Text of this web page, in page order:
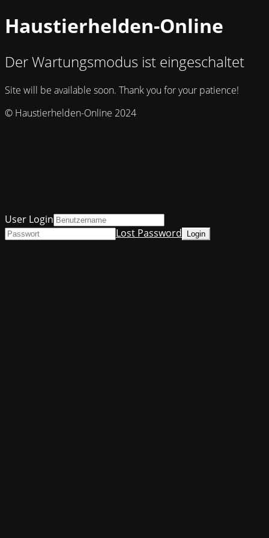
Haustierhelden-Online
Der Wartungsmodus ist eingeschaltet
Site will be available soon. Thank you for your patience!
© Haustierhelden-Online 2024
User Login
Lost Password